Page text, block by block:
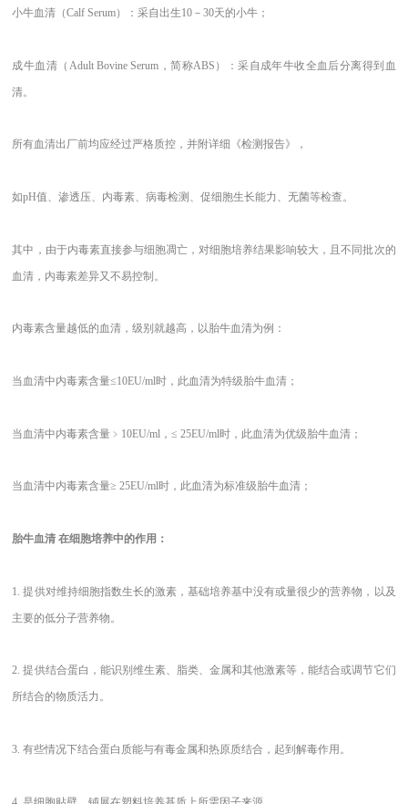
小牛血清（Calf Serum）：采自出生10－30天的小牛；
成牛血清（ Adult Bovine Serum，简称ABS）：采自成年牛收全血后分离得到血
清。
所有血清出厂前均应经过严格质控，并附详细《检测报告》，
如pH值、渗透压、内毒素、病毒检测、促细胞生长能力、无菌等检查。
其中，由于内毒素直接参与细胞凋亡，对细胞培养结果影响较大，且不同批次的
血清，内毒素差异又不易控制。
内毒素含量越低的血清，级别就越高，以胎牛血清为例：
当血清中内毒素含量≤10EU/ml时，此血清为特级胎牛血清；
当血清中内毒素含量﹥ 10EU/ml，≤ 25EU/ml时，此血清为优级胎牛血清；
当血清中内毒素含量≥ 25EU/ml时，此血清为标准级胎牛血清；
胎牛血清 在细胞培养中的作用：
1. 提供对维持细胞指数生长的激素，基础培养基中没有或量很少的营养物，以及
主要的低分子营养物。
2. 提供结合蛋白，能识别维生素、脂类、金属和其他激素等，能结合或调节它们
所结合的物质活力。
3. 有些情况下结合蛋白质能与有毒金属和热原质结合，起到解毒作用。